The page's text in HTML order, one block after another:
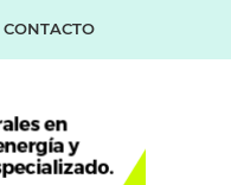
CONTACTO